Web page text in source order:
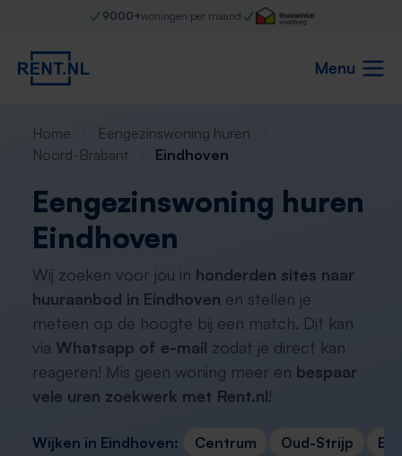
9000+woningen per maand
Menu
Home
Eengezinswoning huren
Noord-Brabant
Eindhoven
Eengezinswoning huren
Eindhoven
Wij zoeken voor jou in honderden sites naar
huuraanbod in Eindhoven en stellen je
meteen op de hoogte bij een match. Dit kan
via Whatsapp of e-mail zodat je direct kan
reageren! Mis geen woning meer en bespaar
vele uren zoekwerk met Rent.nl!
Wijken in Eindhoven: Centrum Oud-Strijp Erp